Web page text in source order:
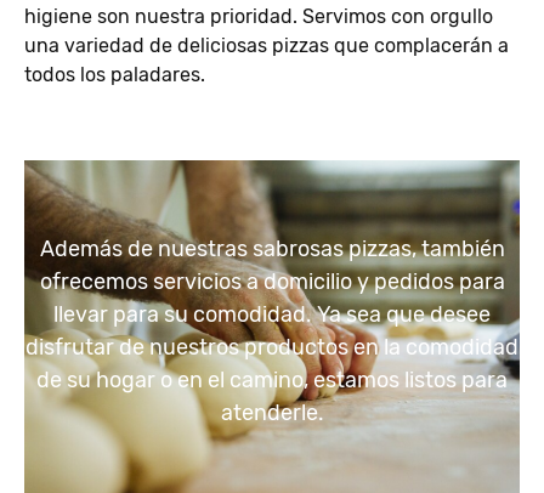
higiene son nuestra prioridad. Servimos con orgullo
una variedad de deliciosas pizzas que complacerán a
todos los paladares.
Además de nuestras sabrosas pizzas, también
ofrecemos servicios a domicilio y pedidos para
llevar para su comodidad. Ya sea que desee
disfrutar de nuestros productos en la comodidad
de su hogar o en el camino, estamos listos para
atenderle.